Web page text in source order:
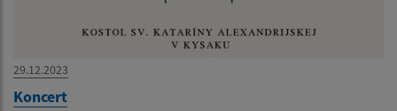
29.12.2023
Koncert